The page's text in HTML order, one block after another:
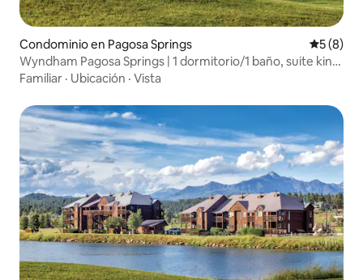
Condominio en Pagosa Springs
5 (8)
Wyndham Pagosa Springs | 1 dormitorio/1 baño, suite king
con balcón
Familiar · Ubicación · Vista